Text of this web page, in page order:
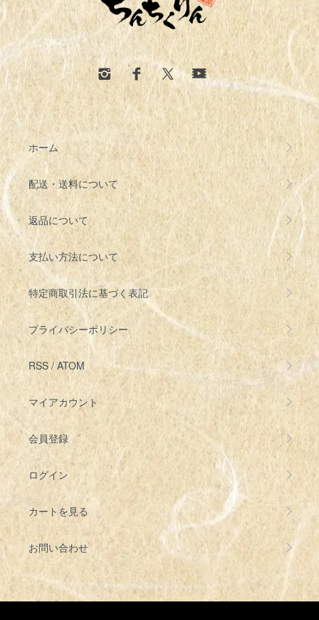
ホーム
配送・送料について
返品について
支払い方法について
特定商取引法に基づく表記
プライバシーポリシー
RSS/ATOM
マイアカウント
会員登録
ログイン
カートを見る
お問い合わせ